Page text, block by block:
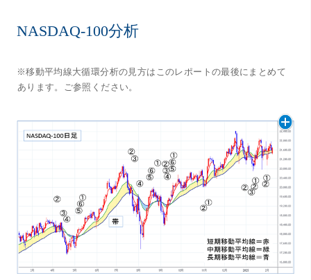
NASDAQ-100分析
※移動平均線大循環分析の見方はこのレポートの最後にまとめて
あります。ご参照ください。